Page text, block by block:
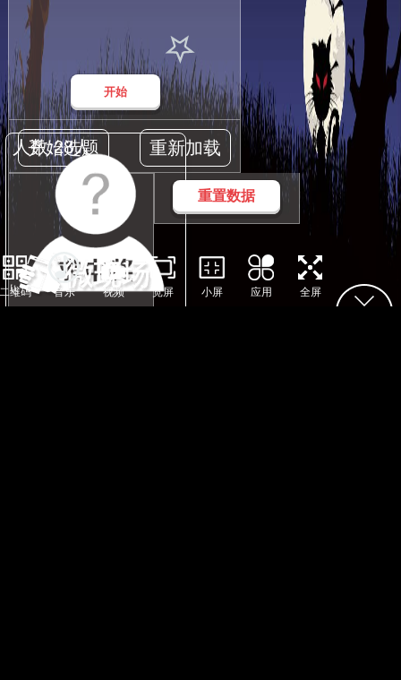
开始
开始选题
人数:28人 重新加载
重置数据
维码 音乐 视频 宽屏 小屏 应用 全屏